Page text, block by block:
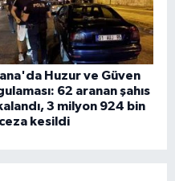
Huzur ve Güven
62 aranan şahıs
3 milyon 924 bin
kesildi